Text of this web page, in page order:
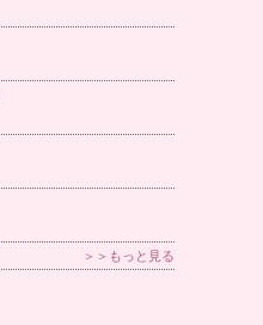
＞＞もっと見る